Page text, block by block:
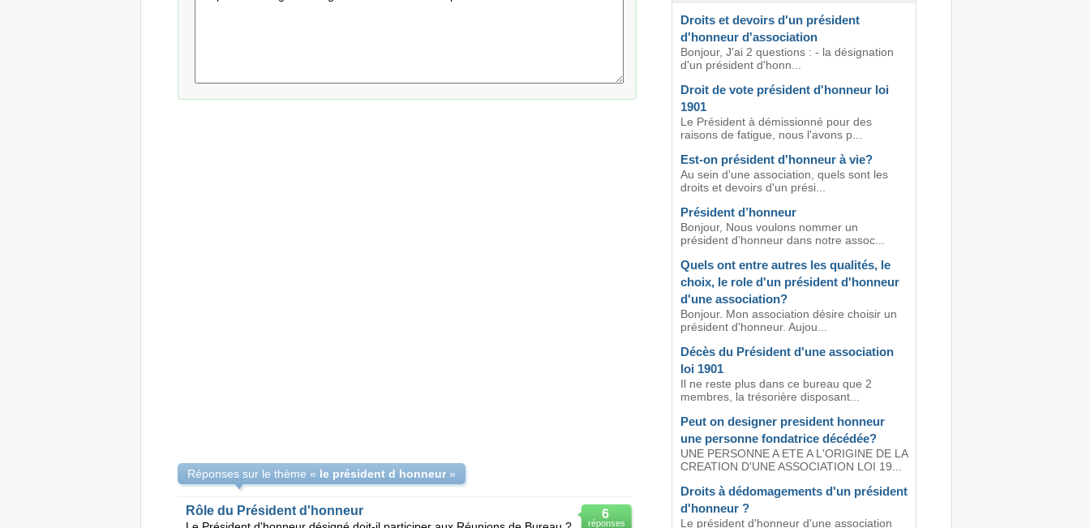
Réponses sur le thème « le président d honneur»
6
réponses
Rôle du Président d'honneur
Droits et devoirs d'un président
d'honneur d'association
Bonjour, J'ai 2 questions : - la désignation
d'un président d'honn...
Droit de vote président d'honneur loi
1901
Le Président à démissionné pour des
raisons de fatigue, nous l'avons p...
Est-on président d'honneur à vie?
Au sein d'une association, quels sont les
droits et devoirs d'un prési...
Président d’honneur
Bonjour, Nous voulons nommer un
président d’honneur dans notre assoc...
Quels ont entre autres les qualités, le
choix, le role d'un président d'honneur
d'une association?
Bonjour. Mon association désire choisir un
président d'honneur. Aujou...
Décès du Président d'une association
loi 1901
Il ne reste plus dans ce bureau que 2
membres, la trésorière disposant...
Peut on designer president honneur
une personne fondatrice décédée?
UNE PERSONNE A ETE A L'ORIGINE DE LA
CREATION D'UNE ASSOCIATION LOI 19...
Droits à dédomagements d'un président
d'honneur ?
Le président d'honneur d'une association